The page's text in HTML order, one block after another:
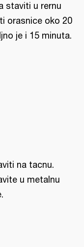
staviti u rernu
orasnice oko 20
je i 15 minuta.
na tacnu.
u metalnu